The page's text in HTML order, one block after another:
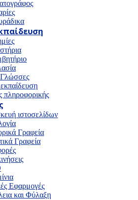
πληροφορικής
ιστοσελίδων
Γραφεία
Γραφεία
Εφαρμογές
και Φύλαξη